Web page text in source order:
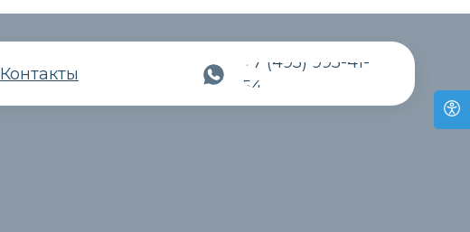
Контакты
+7 (495) 995-41-
54